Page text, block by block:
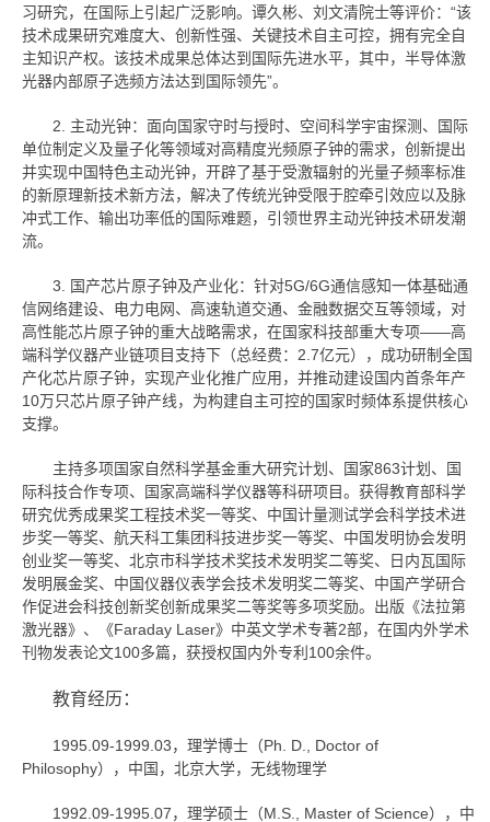
习研究，在国际上引起广泛影响。谭久彬、刘文清院士等评价：“该
技术成果研究难度大、创新性强、关键技术自主可控，拥有完全自
主知识产权。该技术成果总体达到国际先进水平，其中，半导体激
光器内部原子选频方法达到国际领先”。
2. 主动光钟：面向国家守时与授时、空间科学宇宙探测、国际
单位制定义及量子化等领域对高精度光频原子钟的需求，创新提出
并实现中国特色主动光钟，开辟了基于受激辐射的光量子频率标准
的新原理新技术新方法，解决了传统光钟受限于腔牵引效应以及脉
冲式工作、输出功率低的国际难题，引领世界主动光钟技术研发潮
流。
3. 国产芯片原子钟及产业化：针对5G/6G通信感知一体基础通
信网络建设、电力电网、高速轨道交通、金融数据交互等领域，对
高性能芯片原子钟的重大战略需求，在国家科技部重大专项——高
端科学仪器产业链项目支持下（总经费：2.7亿元），成功研制全国
产化芯片原子钟，实现产业化推广应用，并推动建设国内首条年产
10万只芯片原子钟产线，为构建自主可控的国家时频体系提供核心
支撑。
主持多项国家自然科学基金重大研究计划、国家863计划、国
际科技合作专项、国家高端科学仪器等科研项目。获得教育部科学
研究优秀成果奖工程技术奖一等奖、中国计量测试学会科学技术进
步奖一等奖、航天科工集团科技进步奖一等奖、中国发明协会发明
创业奖一等奖、北京市科学技术奖技术发明奖二等奖、日内瓦国际
发明展金奖、中国仪器仪表学会技术发明奖二等奖、中国产学研合
作促进会科技创新奖创新成果奖二等奖等多项奖励。出版《法拉第
激光器》、《Faraday Laser》中英文学术专著2部，在国内外学术
刊物发表论文100多篇，获授权国内外专利100余件。
教育经历：
1995.09-1999.03，理学博士（Ph. D., Doctor of
Philosophy），中国，北京大学，无线物理学
1992.09-1995.07，理学硕士（M.S., Master of Science），中